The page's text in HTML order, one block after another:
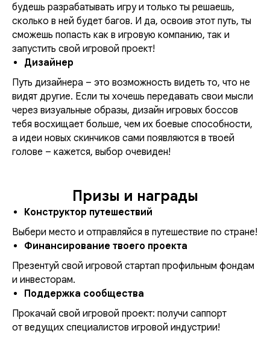
будешь разрабатывать игру и только ты решаешь,
сколько в ней будет багов. И да, освоив этот путь, ты
сможешь попасть как в игровую компанию, так и
запустить свой игровой проект!
Дизайнер
Путь дизайнера – это возможность видеть то, что не
видят другие. Если ты хочешь передавать свои мысли
через визуальные образы, дизайн игровых боссов
тебя восхищает больше, чем их боевые способности,
а идеи новых скинчиков сами появляются в твоей
голове – кажется, выбор очевиден!
Призы и награды
Конструктор путешествий
Выбери место и отправляйся в путешествие по стране!
Финансирование твоего проекта
Презентуй свой игровой стартап профильным фондам
и инвесторам.
Поддержка сообщества
Прокачай свой игровой проект: получи саппорт
от ведущих специалистов игровой индустрии!